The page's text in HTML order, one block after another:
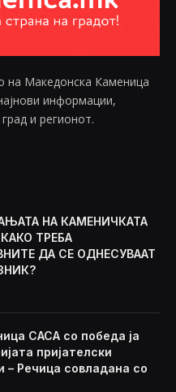
на Македонска Каменица
информации,
и регионот.
НА КАМЕНИЧКАТА
ТРЕБА
ДА СЕ ОДНЕСУВААТ
САСА со победа ја
пријателски
– Речица совладана со